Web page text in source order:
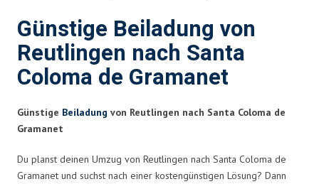
Günstige Beiladung von
Reutlingen nach Santa
Coloma de Gramanet
Günstige Beiladung von Reutlingen nach Santa Coloma de
Gramanet
Du planst deinen Umzug von Reutlingen nach Santa Coloma de
Gramanet und suchst nach einer kostengünstigen Lösung? Dann